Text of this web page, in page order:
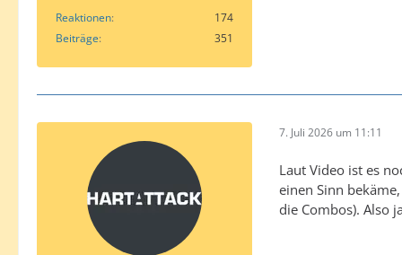
Reaktionen
174
Beiträge
351
7. Juli 2026 um 11:11
Laut Video ist es
einen Sinn
die Combos). Also